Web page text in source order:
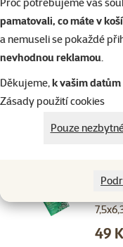
pamatovali, co máte v
a nemuseli se pokaždé
nevhodnou reklamou.
Děkujeme,k vašim
Zásady použití cookies
Pouze
119 Kč
49